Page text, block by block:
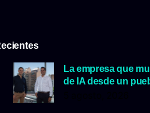
La empresa que
de IA desde un